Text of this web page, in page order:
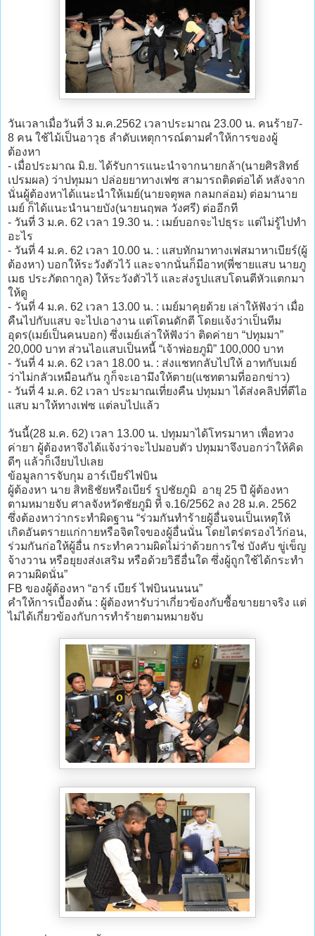
วันเวลา​เมื่อวันที่​ 3​ ม.ค.2562​ เวลาประมาณ​ 23.00 น. คนร้าย​7-
8 คน ใช้ไม้เป็นอาวุธ ลำดับเหตุการณ์ตามคำให้การของผู้
ต้องหา
- เมื่อประมาณ มิ.ย. ได้รับการแนะนำจากนายกล้า(นายศิรสิทธ์
เปรมผล) ว่าปทุมมา ปล่อยยาทางเฟซ สามารถติดต่อได้ หลังจาก
นั่นผู้ต้องหาได้แนะนำให้เมย์(นายจตุพล กลมกล่อม) ต่อมานาย
เมย์ ก็ได้แนะนำนายบัง(นายนฤพล วังศรี) ต่ออีกที
- วันที่ 3 ม.ค. 62 เวลา 19.30 น. : เมย์บอกจะไปธุระ แต่ไม่รู้ไปทำ
อะไร
- วันที่ 4 ม.ค. 62 เวลา 10.00 น. : แสบทักมาทางเฟสมาหาเบียร์(ผู้
ต้องหา) บอกให้ระวังตัวไว้ และจากนั่นก็มีอาท(พี่ชายแสบ นายภู
เมธ ประภัตถากูล) ให้ระวังตัวไว้ และส่งรูปแสบโดนตีหัวแตกมา
ให้ดู
- วันที่ 4 ม.ค. 62 เวลา 13.00 น. : เมย์มาคุยด้วย เล่าให้ฟังว่า เมื่อ
คืนไปกับแสบ จะไปเอางาน แต่โดนดักตี โดยแจ้งว่าเป็นทีม
อุดร(เมย์เป็นคนบอก) ซึ่งเมย์เล่าให้ฟังว่า ติดค่ายา “ปทุมมา”
20,000 บาท ส่วนไอแสบเป็นหนี้ “เจ้าพ่อยภูมิ” 100,000 บาท
- วันที่ 4 ม.ค. 62 เวลา 18.00 น. : ส่งแชทกลับไปให้ อาทกับเมย์
ว่าไม่กลัวเหมือนกัน กูก็จะเอามึงให้ตาย(แชทตามที่ออกข่าว)
- วันที่ 4 ม.ค. 62 เวลา ประมาณเที่ยงคืน ปทุมมา ได้ส่งคลิปที่ตีไอ
แสบ มาให้ทางเฟซ แต่ลบไปแล้ว
วันนี้(28 ม.ค. 62) เวลา 13.00 น. ปทุมมาได้โทรมาหา เพื่อทวง
ค่ายา ผู้ต้องหาจึงได้แจ้งว่าจะไปมอบตัว ปทุมมาจึงบอกว่าให้คิด
ดีๆ แล้วก็เงียบไปเลย
ข้อมูลการจับกุม อาร์เบียร์ไฟบิน
ผู้ต้องหา นาย สิทธิชัยหรือเบียร์ รูปชัยภูมิ อายุ 25 ปี ผู้ต้องหา
ตามหมายจับ ศาลจังหวัดชัยภูมิ ที่ จ.16/2562 ลง 28 ม.ค. 2562
ซึ่งต้องหาว่ากระทำผิดฐาน “ร่วมกันทำร้ายผู้อื่นจนเป็นเหตุให้
เกิดอันตรายแก่กายหรือจิตใจของผู้อื่นนั่น โดยไตร่ตรองไว้ก่อน,
ร่วมกันก่อให้ผู้อื่น กระทำความผิดไม่ว่าด้วยการใช่ บังคับ ขู่เข็ญ
จ้างวาน หรือยุยงส่งเสริม หรือด้วยวิธีอื่นใด ซึ่งผู้ถูกใช้ได้กระทำ
ความผิดนั่น”
FB ของผู้ต้องหา “อาร์ เบียร์ ไฟบินนนนน”
คำให้การเบื้องต้น : ผู้ต้องหารับว่าเกี่ยวข้องกับซื้อขายยาจริง แต่
ไม่ได้เกี่ยวข้องกับการทำร้ายตามหมายจับ